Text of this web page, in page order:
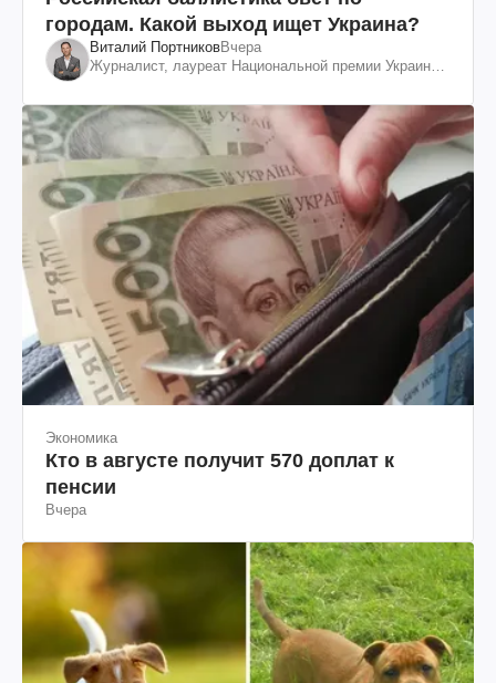
городам. Какой выход ищет Украина?
Виталий ПортниковВчера
Журналист, лауреат Национальной премии Украины
Экономика
Кто в августе получит 570 доплат к
пенсии
Вчера